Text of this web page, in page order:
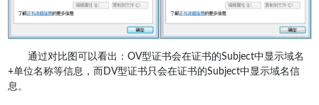
通过对比图可以看出：OV型证书会在证书的Subject中显示域名
+单位名称等信息，而DV型证书只会在证书的Subject中显示域名信
息。